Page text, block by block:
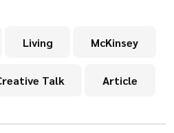
Living McKinsey
Talk Article